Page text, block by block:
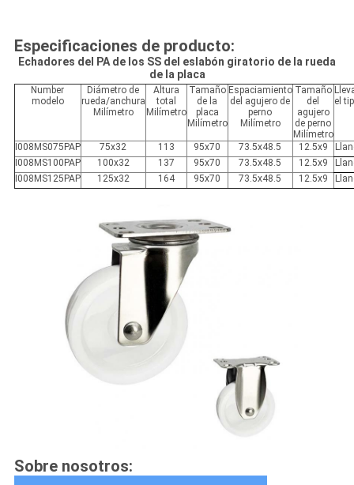
Especificaciones de producto:
Echadores del PA de los SS del eslabón giratorio de la rueda
de la placa
Number
modelo
Diámetro de
rueda/anchura
Milímetro
Altura
total
Milímetro
Tamaño
de la
placa
Milímetro
Espaciamiento
del agujero de
perno
Milímetro
Tamaño
del
agujero
de perno
Milímetro
el
I008MS075PAP 75x32 113 95x70 73.5x48.5 12.5x9
I008MS100PAP
100x32 137 95x70 73.5x48.5 12.5x9
I008MS125PAP
125x32 164 95x70 73.5x48.5 12.5x9
Sobre nosotros: